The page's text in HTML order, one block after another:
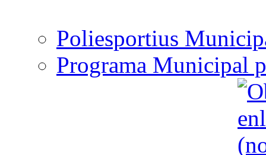
Poliesportius
Programa Municipal